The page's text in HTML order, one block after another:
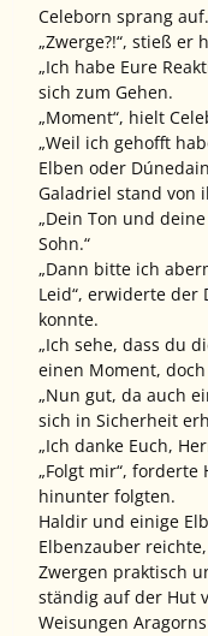
Celeborn sprang auf.
„Zwerge?!“, stieß er
„Ich habe Eure
sich zum Gehen.
„Moment“, hielt
„Weil ich gehofft
Elben oder
Galadriel stand von
„Dein Ton und
Sohn.“
„Dann bitte ich
Leid“, erwiderte
konnte.
„Ich sehe, dass du
einen Moment,
„Nun gut, da auch
sich in Sicherheit
„Ich danke Euch,
„Folgt mir“,
hinunter folgten.
Haldir und einige
Elbenzauber
Zwergen praktisch
ständig auf der Hut
Weisungen